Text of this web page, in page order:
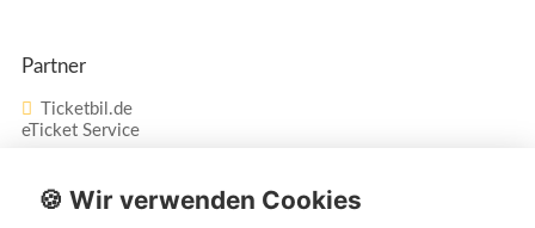
Partner
Ticketbil.de
eTicket Service
Vertrag widerrufen
🍪 Wir verwenden Cookies